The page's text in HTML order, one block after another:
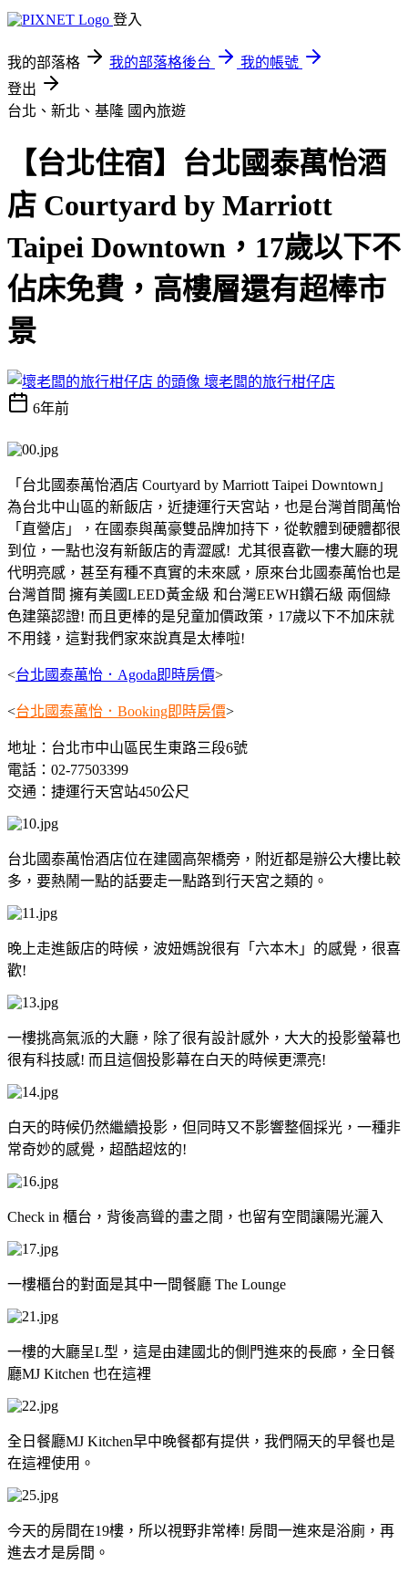
登入
我的部落格 我的部落格後台
我的帳號
登出
台北、新北、基隆 國內旅遊
【台北住宿】台北國泰萬怡酒
店 Courtyard by Marriott
Taipei Downtown，17歲以下不
佔床免費，高樓層還有超棒市
景
壞老闆的旅行柑仔店
6年前
「台北國泰萬怡酒店 Courtyard by Marriott Taipei Downtown」
為台北中山區的新飯店，近捷運行天宮站，也是台灣首間萬怡
「直營店」，在國泰與萬豪雙品牌加持下，從軟體到硬體都很
到位，一點也沒有新飯店的青澀感! 尤其很喜歡一樓大廳的現
代明亮感，甚至有種不真實的未來感，原來台北國泰萬怡也是
台灣首間 擁有美國LEED黃金級 和台灣EEWH鑽石級 兩個綠
色建築認證! 而且更棒的是兒童加價政策，17歲以下不加床就
不用錢，這對我們家來說真是太棒啦!
<台北國泰萬怡．Agoda即時房價>
<台北國泰萬怡．Booking即時房價>
地址：台北市中山區民生東路三段6號
電話：02-77503399
交通：捷運行天宮站450公尺
台北國泰萬怡酒店位在建國高架橋旁，附近都是辦公大樓比較
多，要熱鬧一點的話要走一點路到行天宮之類的。
晚上走進飯店的時候，波妞媽說很有「六本木」的感覺，很喜
歡!
一樓挑高氣派的大廳，除了很有設計感外，大大的投影螢幕也
很有科技感! 而且這個投影幕在白天的時候更漂亮!
白天的時候仍然繼續投影，但同時又不影響整個採光，一種非
常奇妙的感覺，超酷超炫的!
Check in 櫃台，背後高聳的畫之間，也留有空間讓陽光灑入
一樓櫃台的對面是其中一間餐廳 The Lounge
一樓的大廳呈L型，這是由建國北的側門進來的長廊，全日餐
廳MJ Kitchen 也在這裡
全日餐廳MJ Kitchen早中晚餐都有提供，我們隔天的早餐也是
在這裡使用。
今天的房間在19樓，所以視野非常棒! 房間一進來是浴廁，再
進去才是房間。